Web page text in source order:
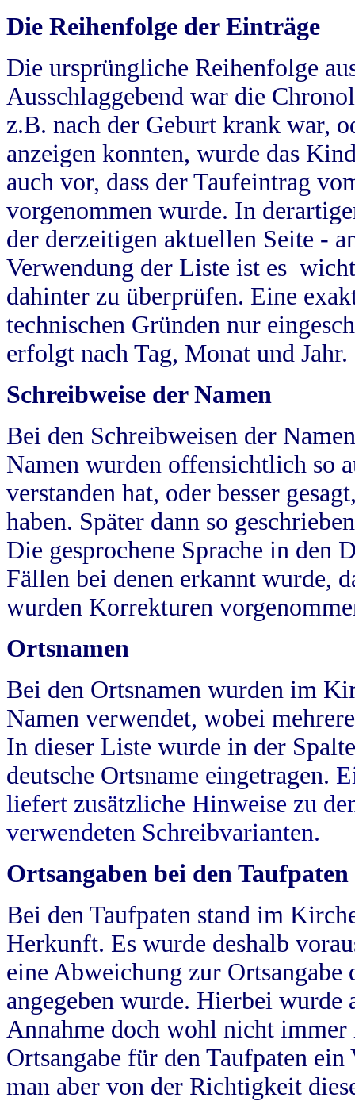
Die Reihenfolge der Einträge
Die ursprüngliche Reihenfolge
Ausschlaggebend war die
z.B. nach der Geburt krank war,
anzeigen konnten, wurde das
auch vor, dass der Taufeintrag
vorgenommen wurde. In
der derzeitigen aktuellen Seite -
Verwendung der Liste ist es
dahinter zu überprüfen. Eine
technischen Gründen nur
erfolgt nach Tag, Monat und Jahr.
Schreibweise der Namen
Bei den Schreibweisen der
Namen wurden offensichtlich so
verstanden hat, oder besser
haben. Später dann so
Die gesprochene Sprache in
Fällen bei denen erkannt wurde,
wurden Korrekturen
Ortsnamen
Bei den Ortsnamen wurden im
Namen verwendet, wobei
In dieser Liste wurde in der
deutsche Ortsname eingetragen.
liefert zusätzliche Hinweise zu
verwendeten Schreibvarianten.
Ortsangaben bei den Taufpaten
Bei den Taufpaten stand im
Herkunft. Es wurde deshalb
eine Abweichung zur
angegeben wurde. Hierbei wurde
Annahme doch wohl nicht
Ortsangabe für den Taufpaten
man aber von der Richtigkeit